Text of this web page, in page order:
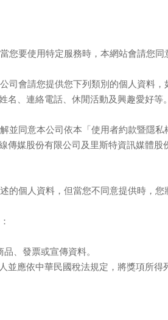
要使用特定服務時，本網站會請您同
司會請您提供您下列類別的個人資料
、連絡電話、休閒活動及興趣愛好等。
並同意本公司依本「使用者約款暨隱
傳媒股份有限公司及里斯特資訊媒體
個人資料，但當您不同意提供時，您
、發票或宣傳資料。
並應依中華民國稅法規定，將獎項所得